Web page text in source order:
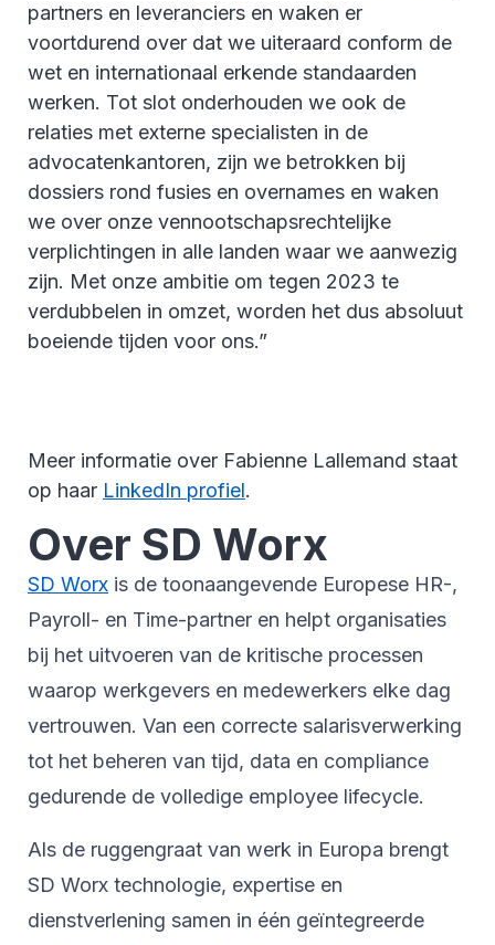
partners en leveranciers en waken er
voortdurend over dat we uiteraard conform de
wet en internationaal erkende standaarden
werken. Tot slot onderhouden we ook de
relaties met externe specialisten in de
advocatenkantoren, zijn we betrokken bij
dossiers rond fusies en overnames en waken
we over onze vennootschapsrechtelijke
verplichtingen in alle landen waar we aanwezig
zijn. Met onze ambitie om tegen 2023 te
verdubbelen in omzet, worden het dus absoluut
boeiende tijden voor ons.”
Meer informatie over Fabienne Lallemand staat
op haar LinkedIn profiel.
Over SD Worx
SD Worx is de toonaangevende Europese HR-,
Payroll- en Time-partner en helpt organisaties
bij het uitvoeren van de kritische processen
waarop werkgevers en medewerkers elke dag
vertrouwen. Van een correcte salarisverwerking
tot het beheren van tijd, data en compliance
gedurende de volledige employee lifecycle.
Als de ruggengraat van werk in Europa brengt
SD Worx technologie, expertise en
dienstverlening samen in één geïntegreerde